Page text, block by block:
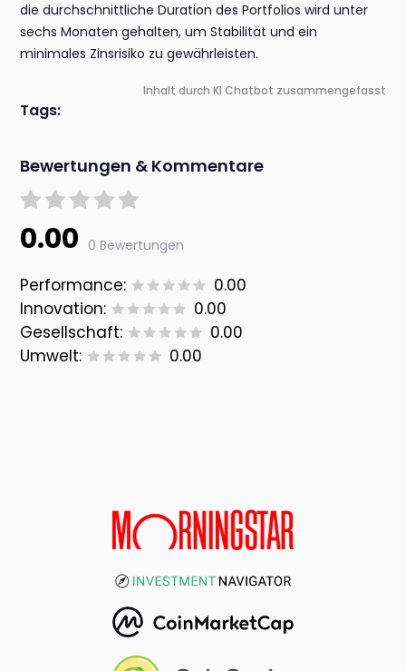
die durchschnittliche Duration des Portfolios wird unter
sechs Monaten gehalten, um Stabilität und ein
minimales Zinsrisiko zu gewährleisten.
Inhalt durch KI Chatbot zusammengefasst
Tags:
Bewertungen & Kommentare
0.00 0 Bewertungen
Performance:
0.00
Innovation:
0.00
Gesellschaft:
0.00
Umwelt:
0.00